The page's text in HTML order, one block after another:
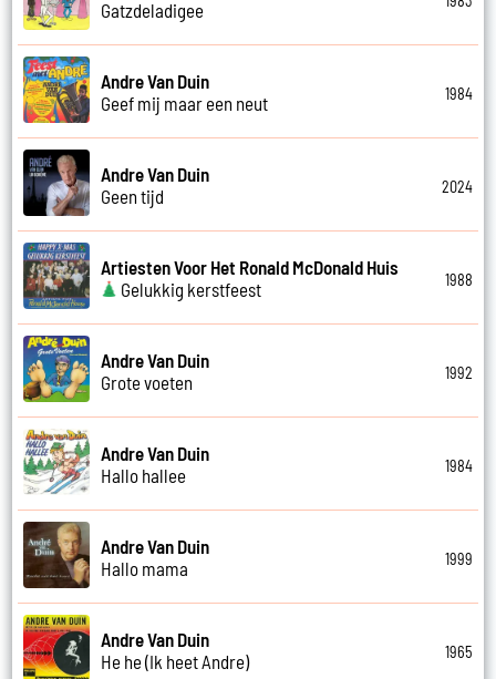
Gatzdeladigee
Andre Van Duin
Geef mij maar een neut
1984
Andre Van Duin
Geen tijd
2024
Artiesten Voor Het Ronald McDonald Huis
Gelukkig kerstfeest
1988
Andre Van Duin
Grote voeten
1992
Andre Van Duin
Hallo hallee
1984
Andre Van Duin
Hallo mama
1999
Andre Van Duin
He he (Ik heet Andre)
1965